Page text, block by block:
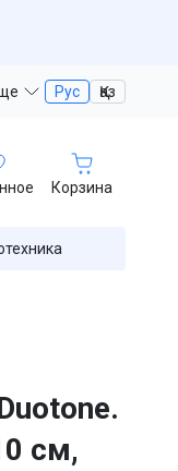
Рус Қаз
Корзина
см,